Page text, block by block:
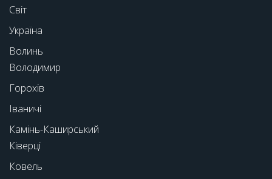
Світ
Україна
Волинь
Володимир
Горохів
Іваничі
Камінь-Каширський
Ківерці
Ковель